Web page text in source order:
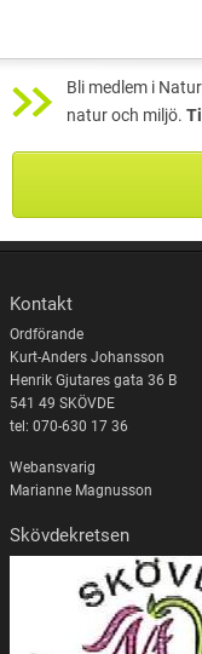
Bli medlem i
natur och miljö.
Kontakt
Ordförande
Kurt-Anders Johansson
Henrik Gjutares gata 36 B
541 49 SKÖVDE
tel: 070-630 17 36
Webansvarig
Marianne Magnusson
Skövdekretsen